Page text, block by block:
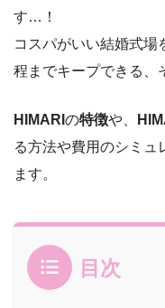
す…！
コスパがいい結婚式場
程までキープできる、
HIMARI の特徴や、
る方法や費用のシミュ
ます。
目次